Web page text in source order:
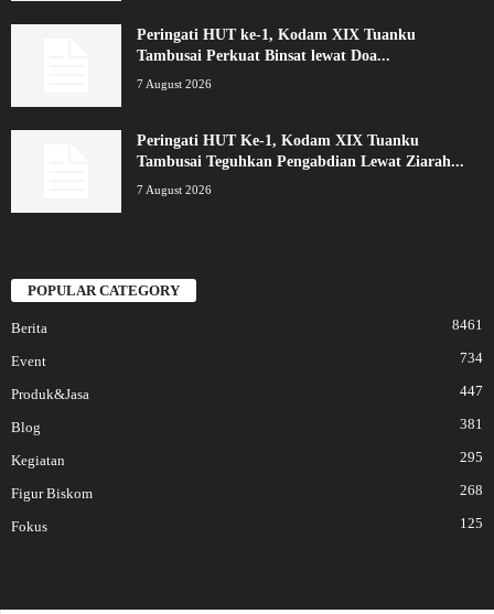
Peringati HUT ke-1, Kodam XIX Tuanku
Tambusai Perkuat Binsat lewat Doa...
7 August 2026
Peringati HUT Ke-1, Kodam XIX Tuanku
Tambusai Teguhkan Pengabdian Lewat Ziarah...
7 August 2026
POPULAR CATEGORY
Berita 8461
Event 734
Produk&Jasa 447
Blog 381
Kegiatan 295
Figur Biskom 268
Fokus 125